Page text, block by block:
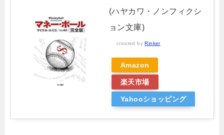
(ハヤカワ・ノンフィクシ
ョン文庫)
created byRinker
Amazon
楽天市場
Yahooショッピング